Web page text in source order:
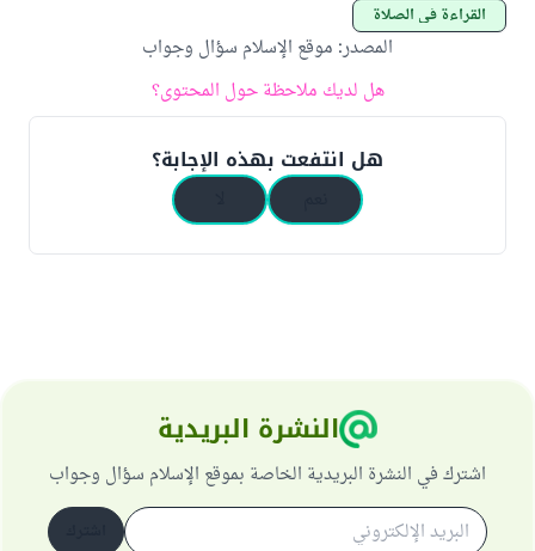
القراءة في الصلاة
المصدر: موقع الإسلام سؤال وجواب
هل لديك ملاحظة حول المحتوى؟
هل انتفعت بهذه الإجابة؟
النشرة البريدية
اشترك في النشرة البريدية الخاصة بموقع الإسلام سؤال وجواب